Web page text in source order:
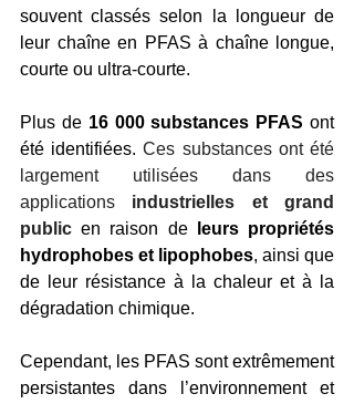
souvent classés selon la longueur de
leur chaîne en PFAS à chaîne longue,
courte ou ultra-courte.
Plus de 16 000 substances PFAS ont
été identifiées. Ces substances ont été
largement utilisées dans des
applications industrielles et grand
public en raison de
leurs propriétés
hydrophobes et lipophobes, ainsi que
de leur résistance à la chaleur et à la
dégradation chimique.
Cependant, les PFAS sont extrêmement
persistantes dans l’environnement et